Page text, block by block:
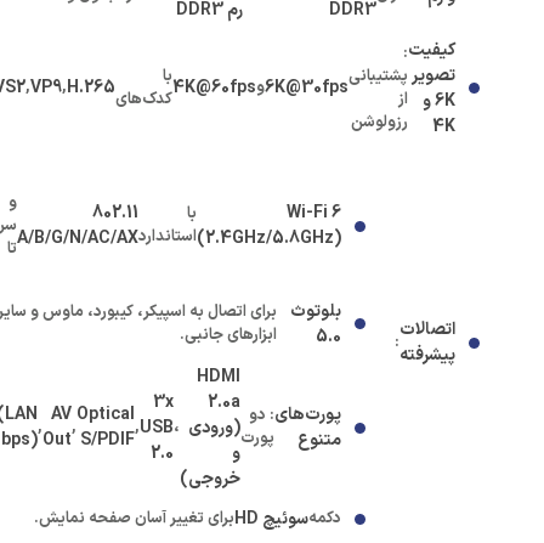
DDR3 رم DDR3
کیفیت
تصویر
6K و
4K
:
پشتیبانی
از
رزولوشن
6K@30fpsو4K@60fpsبا
کدک‌هایH.265
,
VP9
,
اتصالات
پیشرفته
:
Wi-Fi 6
(2.4GHz/5.8GHz)
با
استاندارد
802.11
A/B/G/N/AC/AX
و
تا
بلوتوث
5.0
برای اتصال به اسپیکر، کیبورد، ماوس و
ابزارهای جانبی.
پورت‌های
متنوع
: دو
پورت
HDMI
2.0a
(ورودی
و
خروجی)
،
3x
USB
2.0
,
Optical
S/PDIF
,
AV
Out
,
دکمهسوئیچ HD برای تغییر آسان صفحه نمایش.